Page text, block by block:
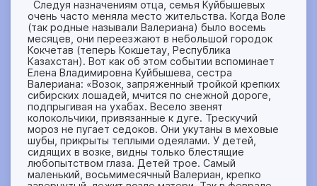
Следуя назначениям отца, семья Куйбышевых
очень часто меняла место жительства. Когда Воле
(так родные называли Валериана) было восемь
месяцев, они переезжают в небольшой городок
Кокчетав (теперь Кокшетау, Республика
Казахстан). Вот как об этом событии вспоминает
Елена Владимировна Куйбышева, сестра
Валериана: «Возок, запряженный тройкой крепких
сибирских лошадей, мчится по снежной дороге,
подпрыгивая на ухабах. Весело звенят
колокольчики, привязанные к дуге. Трескучий
мороз не пугает седоков. Они укутаны в меховые
шубы, прикрыты теплыми одеялами. У детей,
сидящих в возке, видны только блестящие
любопытством глаза. Детей трое. Самый
маленький, восьмимесячный Валериан, крепко